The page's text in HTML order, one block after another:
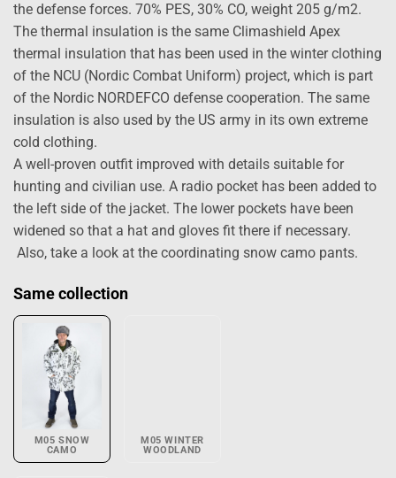
the defense forces. 70% PES, 30% CO, weight 205 g/m2.
The thermal insulation is the same Climashield Apex
thermal insulation that has been used in the winter clothing
of the NCU (Nordic Combat Uniform) project, which is part
of the Nordic NORDEFCO defense cooperation. The same
insulation is also used by the US army in its own extreme
cold clothing.
A well-proven outfit improved with details suitable for
hunting and civilian use. A radio pocket has been added to
the left side of the jacket. The lower pockets have been
widened so that a hat and gloves fit there if necessary.
Also, take a look at the coordinating snow camo pants.
Same collection
M05 SNOW
CAMO
M05 WINTER
WOODLAND